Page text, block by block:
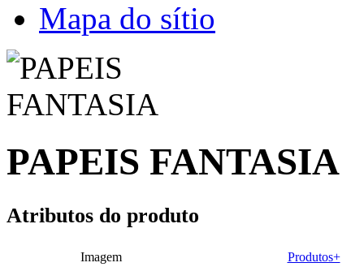
Mapa do sítio
PAPEIS FANTASIA
Atributos do produto
Imagem
Produtos+